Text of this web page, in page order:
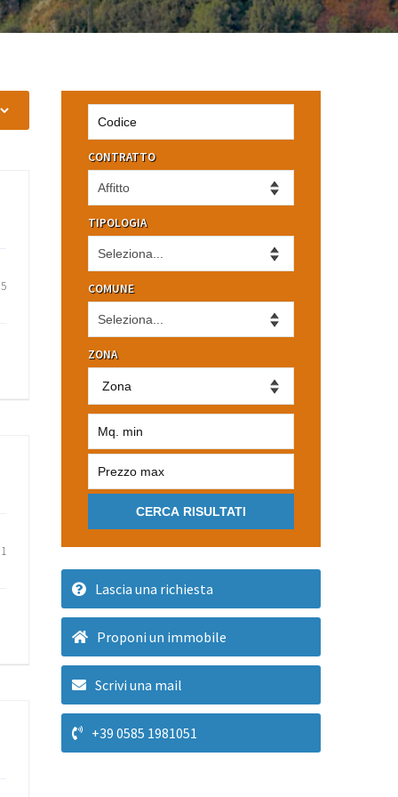
5
1
CONTRATTO
TIPOLOGIA
COMUNE
ZONA
Zona
CERCA RISULTATI
Lascia una richiesta
Proponi un immobile
Scrivi una mail
+39 0585 1981051